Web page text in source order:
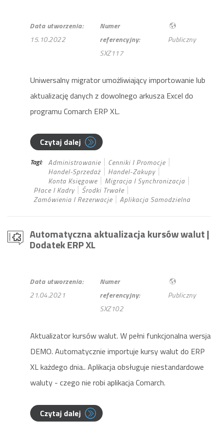
Data utworzenia:
15.10.2022
Numer
referencyjny:
SXZ117
Publiczny
Uniwersalny migrator umożliwiający importowanie lub
aktualizację danych z dowolnego arkusza Excel do
programu Comarch ERP XL.
Czytaj dalej
Tagi: Administrowanie
Cenniki I Promocje
Handel-Sprzedaż
Handel-Zakupy
Konta Księgowe
Migracja I Synchronizacja
Płace I Kadry
Środki Trwałe
Zamówienia I Rezerwacje
Aplikacja Samodzielna
Automatyczna aktualizacja kursów walut|
Dodatek ERP XL
Data utworzenia:
21.04.2021
Numer
referencyjny:
SXZ102
Publiczny
Aktualizator kursów walut. W pełni funkcjonalna wersja
DEMO. Automatycznie importuje kursy walut do ERP
XL każdego dnia.. Aplikacja obsługuje niestandardowe
waluty - czego nie robi aplikacja Comarch.
Czytaj dalej